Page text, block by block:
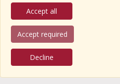
Accept all
Accept required
Decline